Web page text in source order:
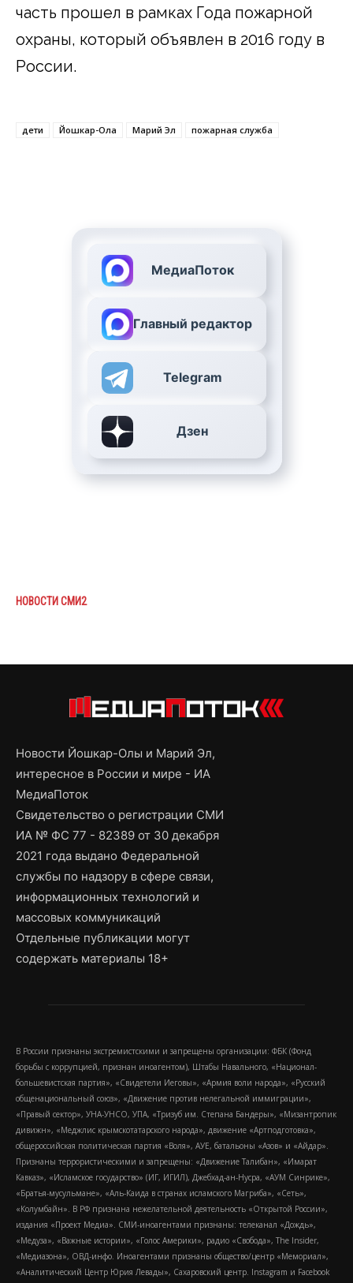
часть прошел в рамках Года пожарной
охраны, который объявлен в 2016 году в
России.
дети Йошкар-Ола Марий Эл пожарная служба
МедиаПоток
Главный редактор
Telegram
Дзен
НОВОСТИ СМИ2
Новости Йошкар-Олы и Марий Эл,
интересное в России и мире - ИА
МедиаПоток
Свидетельство о регистрации СМИ
ИА № ФС 77 - 82389 от 30 декабря
2021 года выдано Федеральной
службы по надзору в сфере связи,
информационных технологий и
массовых коммуникаций
Отдельные публикации могут
содержать материалы 18+
В России признаны экстремистскими и запрещены организации: ФБК (Фонд
борьбы с коррупцией, признан иноагентом), Штабы Навального, «Национал-
большевистская партия», «Свидетели Иеговы», «Армия воли народа», «Русский
общенациональный союз», «Движение против нелегальной иммиграции»,
«Правый сектор», УНА-УНСО, УПА, «Тризуб им. Степана Бандеры», «Мизантропик
дивижн», «Меджлис крымскотатарского народа», движение «Артподготовка»,
общероссийская политическая партия «Воля», АУЕ, батальоны «Азов» и «Айдар».
Признаны террористическими и запрещены: «Движение Талибан», «Имарат
Кавказ», «Исламское государство» (ИГ, ИГИЛ), Джебхад-ан-Нусра, «АУМ Синрике»,
«Братья-мусульмане», «Аль-Каида в странах исламского Магриба», «Сеть»,
«Колумбайн». В РФ признана нежелательной деятельность «Открытой России»,
издания «Проект Медиа». СМИ-иноагентами признаны: телеканал «Дождь»,
«Медуза», «Важные истории», «Голос Америки», радио «Свобода», The Insider,
«Медиазона», ОВД-инфо. Иноагентами признаны общество/центр «Мемориал»,
«Аналитический Центр Юрия Левады», Сахаровский центр. Instagram и Facebook